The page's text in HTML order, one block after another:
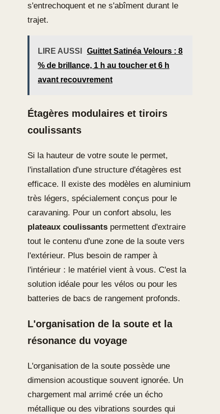
s'entrechoquent et ne s'abîment durant le
trajet.
LIRE AUSSI
Guittet Satinéa Velours : 8
% de brillance, 1 h au toucher et 6 h
avant recouvrement
Étagères modulaires et tiroirs
coulissants
Si la hauteur de votre soute le permet,
l'installation d'une structure d'étagères est
efficace. Il existe des modèles en aluminium
très légers, spécialement conçus pour le
caravaning. Pour un confort absolu, les
plateaux coulissants permettent d'extraire
tout le contenu d'une zone de la soute vers
l'extérieur. Plus besoin de ramper à
l'intérieur : le matériel vient à vous. C'est la
solution idéale pour les vélos ou pour les
batteries de bacs de rangement profonds.
L'organisation de la soute et la
résonance du voyage
L'organisation de la soute possède une
dimension acoustique souvent ignorée. Un
chargement mal arrimé crée un écho
métallique ou des vibrations sourdes qui